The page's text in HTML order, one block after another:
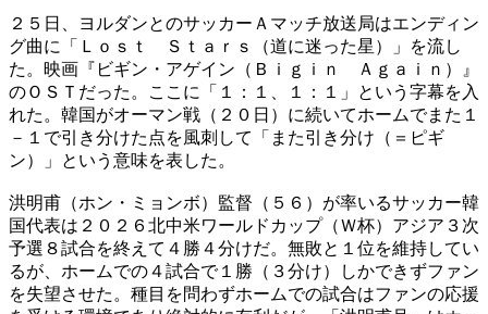
２５日、ヨルダンとのサッカーＡマッチ放送局はエンディン
グ曲に「Ｌｏｓｔ Ｓｔａｒｓ（道に迷った星）」を流し
た。映画『ビギン・アゲイン（Ｂｉｇｉｎ Ａｇａｉｎ）』
のＯＳＴだった。ここに「１：１、１：１」という字幕を入
れた。韓国がオーマン戦（２０日）に続いてホームでまた１
－１で引き分けた点を風刺して「また引き分け（＝ピギ
ン）」という意味を表した。
洪明甫（ホン・ミョンボ）監督（５６）が率いるサッカー韓
国代表は２０２６北中米ワールドカップ（Ｗ杯）アジア３次
予選８試合を終えて４勝４分けだ。無敗と１位を維持してい
るが、ホームでの４試合で１勝（３分け）しかできずファン
を失望させた。種目を問わずホームでの試合はファンの応援